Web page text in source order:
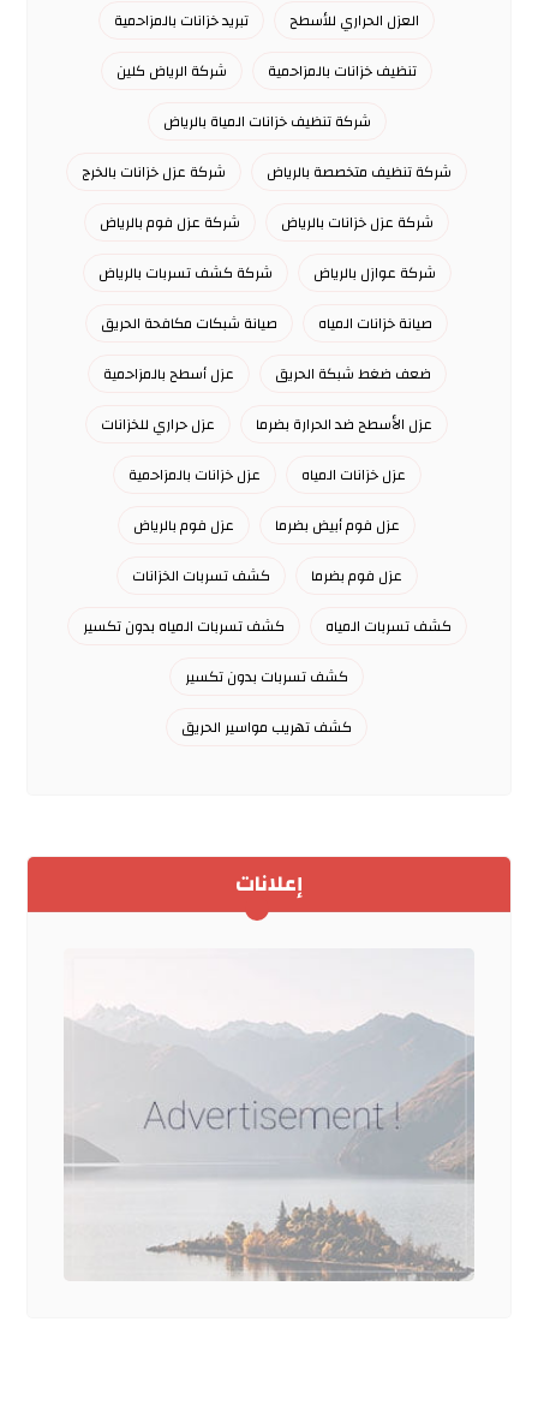
العزل الحراري للأسطح
تبريد خزانات بالمزاحمية
تنظيف خزانات بالمزاحمية
شركة الرياض كلين
شركة تنظيف خزانات المياة بالرياض
شركة تنظيف متخصصة بالرياض
شركة عزل خزانات بالخرج
شركة عزل خزانات بالرياض
شركة عزل فوم بالرياض
شركة عوازل بالرياض
شركة كشف تسربات بالرياض
صيانة خزانات المياه
صيانة شبكات مكافحة الحريق
ضعف ضغط شبكة الحريق
عزل أسطح بالمزاحمية
عزل الأسطح ضد الحرارة بضرما
عزل حراري للخزانات
عزل خزانات المياه
عزل خزانات بالمزاحمية
عزل فوم أبيض بضرما
عزل فوم بالرياض
عزل فوم بضرما
كشف تسربات الخزانات
كشف تسربات المياه
كشف تسربات المياه بدون تكسير
كشف تسربات بدون تكسير
كشف تهريب مواسير الحريق
إعلانات